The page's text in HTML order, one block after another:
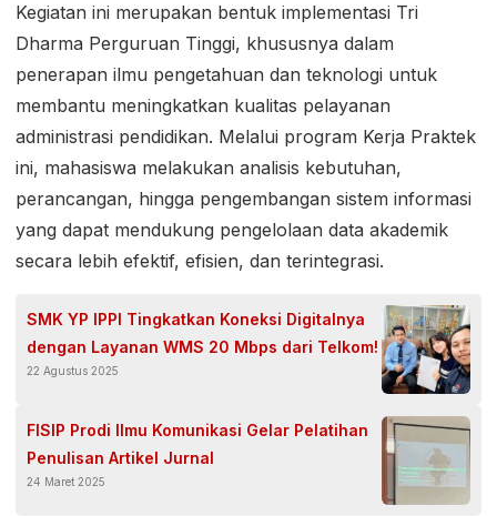
Kegiatan ini merupakan bentuk implementasi Tri
Dharma Perguruan Tinggi, khususnya dalam
penerapan ilmu pengetahuan dan teknologi untuk
membantu meningkatkan kualitas pelayanan
administrasi pendidikan. Melalui program Kerja Praktek
ini, mahasiswa melakukan analisis kebutuhan,
perancangan, hingga pengembangan sistem informasi
yang dapat mendukung pengelolaan data akademik
secara lebih efektif, efisien, dan terintegrasi.
SMK YP IPPI Tingkatkan Koneksi Digitalnya
dengan Layanan WMS 20 Mbps dari Telkom!
22 Agustus 2025
FISIP Prodi Ilmu Komunikasi Gelar Pelatihan
Penulisan Artikel Jurnal
24 Maret 2025